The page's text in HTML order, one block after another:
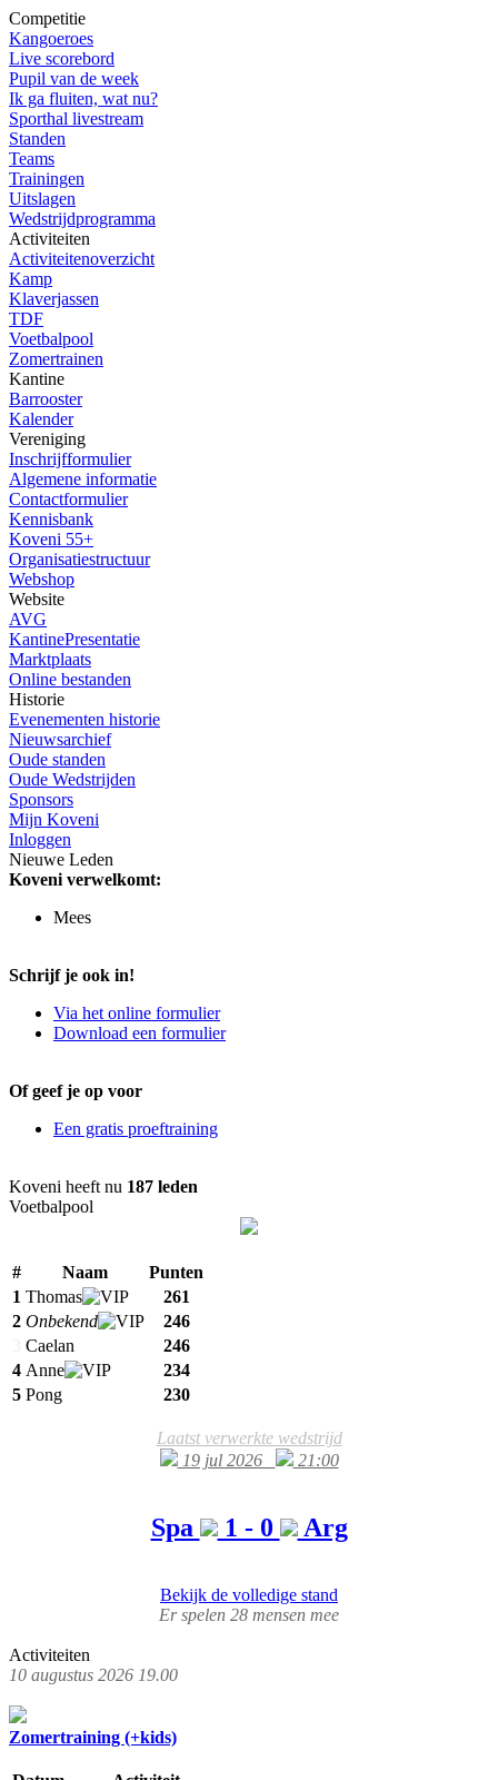
Competitie
Kangoeroes
Live scorebord
Pupil van de week
Ik ga fluiten, wat nu?
Sporthal livestream
Standen
Teams
Trainingen
Uitslagen
Wedstrijdprogramma
Activiteiten
Activiteitenoverzicht
Kamp
Klaverjassen
TDF
Voetbalpool
Zomertrainen
Kantine
Barrooster
Kalender
Vereniging
Inschrijfformulier
Algemene informatie
Contactformulier
Kennisbank
Koveni 55+
Organisatiestructuur
Webshop
Website
AVG
KantinePresentatie
Marktplaats
Online bestanden
Historie
Evenementen historie
Nieuwsarchief
Oude standen
Oude Wedstrijden
Sponsors
Mijn Koveni
Inloggen
Nieuwe Leden
Koveni verwelkomt:
Mees
Schrijf je ook in!
Via het online formulier
Download een formulier
Of geef je op voor
Een gratis proeftraining
Koveni heeft nu 187 leden
Voetbalpool
# Naam
Punten
1 Thomas
261
2 Onbekend
246
Caelan
246
4 Anne
234
5 Pong 230
Laatst verwerkte wedstrijd
19 jul 2026
21:00
Spa 1 - 0 Arg
Bekijk de volledige stand
Er spelen 28 mensen mee
Activiteiten
10 augustus 2026 19.00
Zomertraining (+kids)